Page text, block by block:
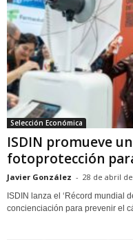
Selección Económica
ISDIN promueve
fotoprotección
Javier González - 28 de abril
ISDIN lanza el ‘Récord mundial
concienciación para prevenir el